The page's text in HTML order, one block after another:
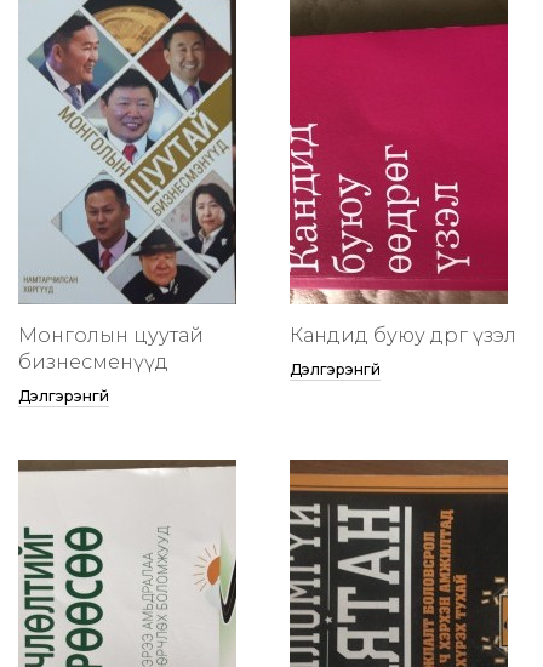
Монголын цуутай
бизнесменүүд
Дэлгэрэнгүй
Кандид буюу өөдрөг үзэл
Дэлгэрэнгүй